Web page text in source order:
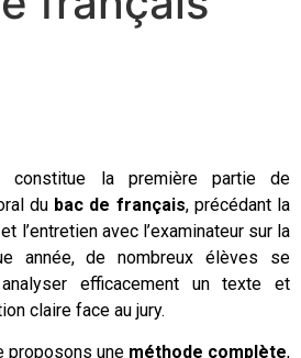
constitue la première partie de
du bac de français, précédant la
l’entretien avec l’examinateur sur la
année, de nombreux élèves se
efficacement un texte et
claire face au jury.
proposons une méthode complète,